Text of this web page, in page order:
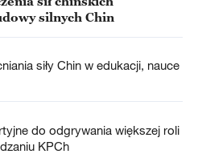
silnych Chin
siły Chin w edukacji, nauce
do odgrywania większej roli
KPCh